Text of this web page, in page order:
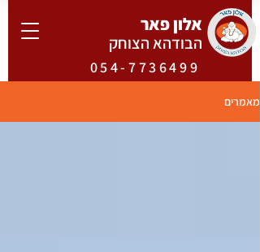
אלון פאר
הבודהא הצוחק
054-7736499
מאמרים